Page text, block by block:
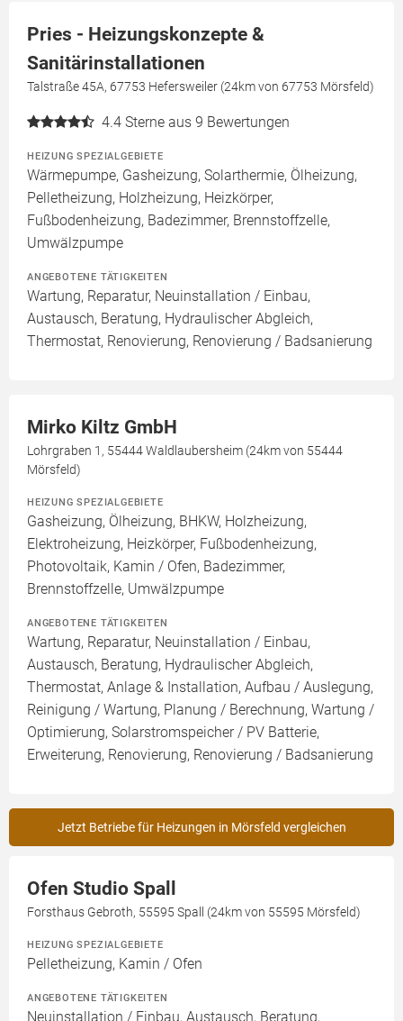
Pries - Heizungskonzepte &
Sanitärinstallationen
Talstraße 45A, 67753 Hefersweiler (24km von 67753 Mörsfeld)
4.4 Sterne aus 9 Bewertungen
HEIZUNG SPEZIALGEBIETE
Wärmepumpe, Gasheizung, Solarthermie, Ölheizung,
Pelletheizung, Holzheizung, Heizkörper,
Fußbodenheizung, Badezimmer, Brennstoffzelle,
Umwälzpumpe
ANGEBOTENE TÄTIGKEITEN
Wartung, Reparatur, Neuinstallation / Einbau,
Austausch, Beratung, Hydraulischer Abgleich,
Thermostat, Renovierung, Renovierung / Badsanierung
Mirko Kiltz GmbH
Lohrgraben 1, 55444 Waldlaubersheim (24km von 55444
Mörsfeld)
HEIZUNG SPEZIALGEBIETE
Gasheizung, Ölheizung, BHKW, Holzheizung,
Elektroheizung, Heizkörper, Fußbodenheizung,
Photovoltaik, Kamin / Ofen, Badezimmer,
Brennstoffzelle, Umwälzpumpe
ANGEBOTENE TÄTIGKEITEN
Wartung, Reparatur, Neuinstallation / Einbau,
Austausch, Beratung, Hydraulischer Abgleich,
Thermostat, Anlage & Installation, Aufbau / Auslegung,
Reinigung / Wartung, Planung / Berechnung, Wartung /
Optimierung, Solarstromspeicher / PV Batterie,
Erweiterung, Renovierung, Renovierung / Badsanierung
Jetzt Betriebe für Heizungen in Mörsfeld vergleichen
Ofen Studio Spall
Forsthaus Gebroth, 55595 Spall (24km von 55595 Mörsfeld)
HEIZUNG SPEZIALGEBIETE
Pelletheizung, Kamin / Ofen
ANGEBOTENE TÄTIGKEITEN
Neuinstallation / Einbau, Austausch, Beratung,